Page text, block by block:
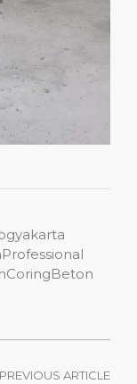
PREVIOUS ARTICLE